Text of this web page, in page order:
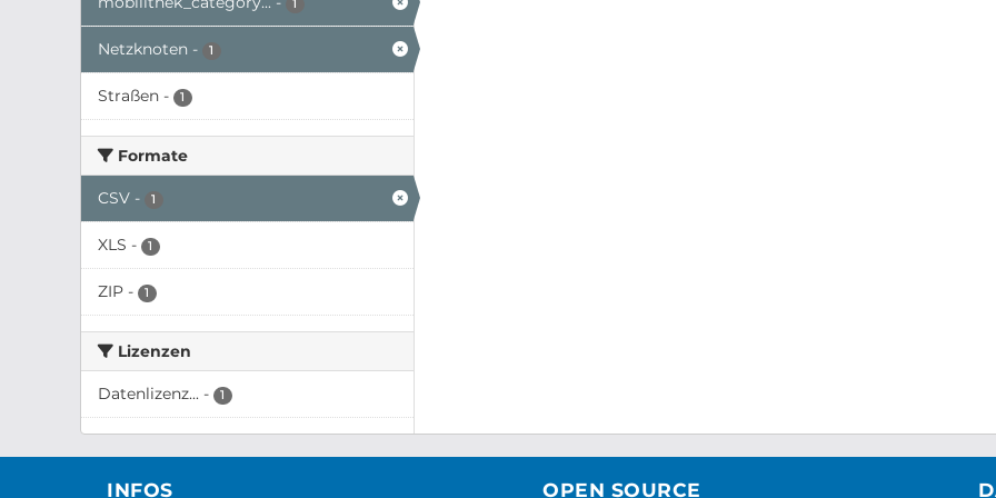
1
Netzknoten - 1
Straßen - 1
Formate
CSV - 1
XLS - 1
ZIP - 1
Lizenzen
Datenlizenz... - 1
INFOS OPEN SOURCE